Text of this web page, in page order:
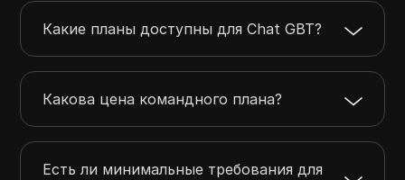
Какие планы доступны для Chat GBT?
Какова цена командного плана?
Есть ли минимальные требования для